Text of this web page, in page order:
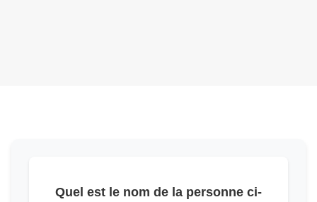
Quel est le nom de la personne ci-